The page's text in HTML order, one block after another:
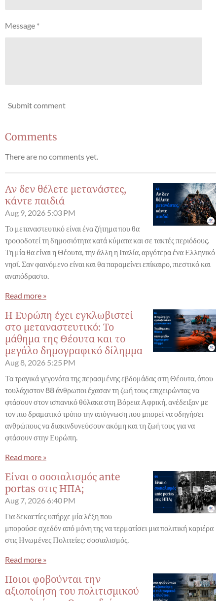
Message *
Submit comment
Comments
There are no comments yet.
Αν δεν θέλετε μετανάστες,
κάντε παιδιά
Aug 9, 2026 5:03 PM
Το μεταναστευτικό είναι ένα ζήτημα που θα
τροφοδοτεί τη δημοσιότητα κατά κύματα και σε τακτές περιόδους.
Τη μία θα είναι η Θέουτα, την άλλη η Ιταλία, αργότερα ένα Ελληνικό
νησί. Σαν φαινόμενο είναι και θα παραμείνει επίκαιρο, πιεστικό και
αναπόδραστο.
Read more »
Η Ευρώπη έχει εγκλωβιστεί
στο μεταναστευτικό: Το
μάθημα της Θέουτα και το
μεγάλο δημογραφικό δίλημμα
Aug 8, 2026 5:25 PM
Τα τραγικά γεγονότα της περασμένης εβδομάδας στη Θέουτα, όπου
τουλάχιστον 88 άνθρωποι έχασαν τη ζωή τους επιχειρώντας να
φτάσουν στον ισπανικό θύλακα στη Βόρεια Αφρική, ανέδειξαν με
τον πιο δραματικό τρόπο την απόγνωση που μπορεί να οδηγήσει
ανθρώπους να διακινδυνεύσουν ακόμη και τη ζωή τους για να
φτάσουν στην Ευρώπη.
Read more »
Είναι ο σοσιαλισμός ante
portas στις ΗΠΑ;
Aug 7, 2026 6:40 PM
Για δεκαετίες υπήρχε μία λέξη που
μπορούσε σχεδόν από μόνη της να τερματίσει μια πολιτική καριέρα
στις Ηνωμένες Πολιτείες: σοσιαλισμός.
Read more »
Ποιοι φοβούνται την
αξιοποίηση του πολιτισμικού